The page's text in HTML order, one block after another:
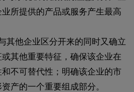
所提供的产品或服务产生最高
其他企业区分开来的同时又确立
其他重要特征，确保该企业在
不可替代性；明确该企业的市
产的一个重要组成部分。